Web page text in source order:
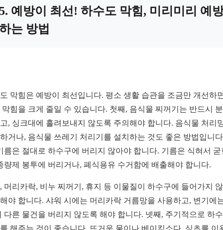
예방이 최선! 하수도 막힘, 미리미리 예
는 방법
막힘은 예방이 최선입니다. 평소 생활 습관을 조금만 개선하
막힘을 크게 줄일 수 있습니다. 첫째, 음식물 찌꺼기는 반드시
, 싱크대에 흘려보내지 않도록 주의해야 합니다. 음식물 처리
거나, 음식물 쓰레기 처리기를 설치하는 것도 좋은 방법입니
름은 절대로 하수구에 버리지 않아야 합니다. 기름은 식혀서 굳
량제 봉투에 버리거나, 폐식용유 수거함에 배출해야 합니다.
머리카락, 비누 찌꺼기, 휴지 등 이물질이 하수구에 들어가지
야 합니다. 샤워 시에는 머리카락 거름망을 사용하고, 변기에
다른 물건을 버리지 않도록 해야 합니다. 넷째, 주기적으로 하
해주는 것이 좋습니다. 뜨거운 물이나 베이킹소다, 식초를 이